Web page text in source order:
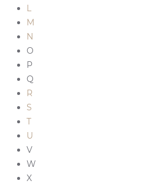
L
M
N
O
P
Q
R
S
T
U
V
W
X